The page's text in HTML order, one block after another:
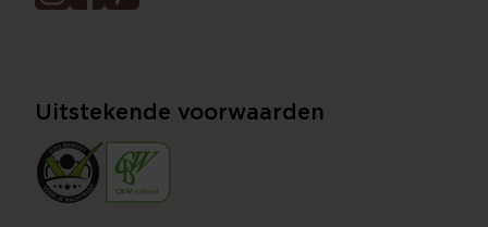
Uitstekende voorwaarden